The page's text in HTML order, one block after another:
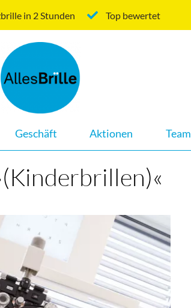
in 2 Stunden Top bewertet
Navigation
Geschäft Aktionen Team